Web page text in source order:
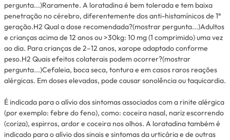
pergunta...)Raramente. A loratadina é bem tolerada e tem baixa
penetração no cérebro, diferentemente dos anti-histamínicos de 1ª
geração.H2 Qual a dose recomendada?(mostrar pergunta...)Adultos
e crianças acima de 12 anos ou >30kg: 10 mg (1 comprimido) uma vez
ao dia. Para crianças de 2–12 anos, xarope adaptado conforme
peso.H2 Quais efeitos colaterais podem ocorrer?(mostrar
pergunta...)Cefaleia, boca seca, tontura e em casos raros reações
alérgicas. Em doses elevadas, pode causar sonolência ou taquicardia.
É indicada para o alívio dos sintomas associados com a rinite alérgica
(por exemplo: febre do feno), como: coceira nasal, nariz escorrendo
(coriza), espirros, ardor e coceira nos olhos. A loratadina também é
indicado para o alívio dos sinais e sintomas da urticária e de outras